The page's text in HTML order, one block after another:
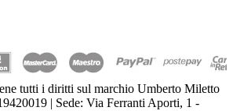
tutti i diritti sul marchio Umberto Miletto
| Sede: Via Ferranti Aporti, 1 -